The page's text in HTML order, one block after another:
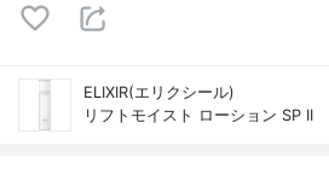
ELIXIR(エリクシール)
リフトモイスト ローション SP II